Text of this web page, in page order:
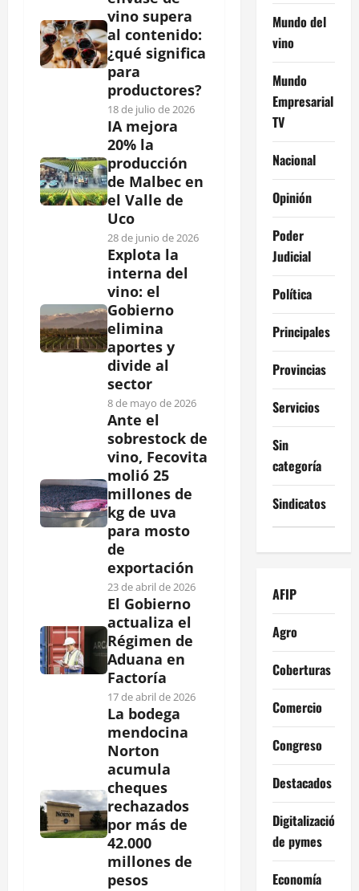
vino supera
al contenido:
¿qué significa
para
productores?
18 de julio de 2026
IA mejora
20% la
producción
de Malbec en
el Valle de
Uco
28 de junio de 2026
Explota la
interna del
vino: el
Gobierno
elimina
aportes y
divide al
sector
8 de mayo de 2026
Ante el
sobrestock de
vino, Fecovita
molió 25
millones de
kg de uva
para mosto
de
exportación
23 de abril de 2026
El Gobierno
actualiza el
Régimen de
Aduana en
Factoría
17 de abril de 2026
La bodega
mendocina
Norton
acumula
cheques
rechazados
por más de
42.000
millones de
pesos
Mundo del
vino
Mundo
Empresarial
TV
Nacional
Opinión
Poder
Judicial
Política
Principales
Provincias
Servicios
Sin
categoría
Sindicatos
AFIP
Agro
Coberturas
Comercio
Congreso
Destacados
Digitalización
de pymes
Economía